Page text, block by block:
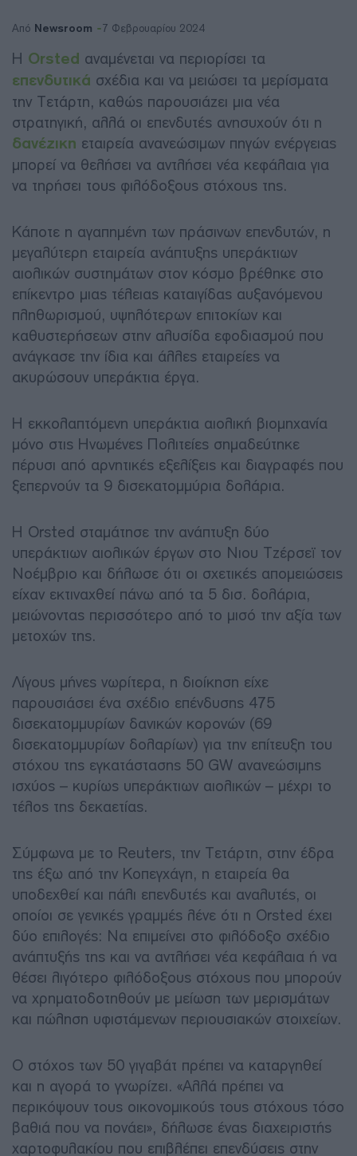
Από Newsroom 7 Φεβρουαρίου 2024
Η Orsted αναμένεται να περιορίσει τα
επενδυτικά σχέδια και να μειώσει τα μερίσματα
την Τετάρτη, καθώς παρουσιάζει μια νέα
στρατηγική, αλλά οι επενδυτές ανησυχούν ότι η
δανέζικη εταιρεία ανανεώσιμων πηγών ενέργειας
μπορεί να θελήσει να αντλήσει νέα κεφάλαια για
να τηρήσει τους φιλόδοξους στόχους της.
Κάποτε η αγαπημένη των πράσινων επενδυτών, η
μεγαλύτερη εταιρεία ανάπτυξης υπεράκτιων
αιολικών συστημάτων στον κόσμο βρέθηκε στο
επίκεντρο μιας τέλειας καταιγίδας αυξανόμενου
πληθωρισμού, υψηλότερων επιτοκίων και
καθυστερήσεων στην αλυσίδα εφοδιασμού που
ανάγκασε την ίδια και άλλες εταιρείες να
ακυρώσουν υπεράκτια έργα.
Η εκκολαπτόμενη υπεράκτια αιολική βιομηχανία
μόνο στις Ηνωμένες Πολιτείες σημαδεύτηκε
πέρυσι από αρνητικές εξελίξεις και διαγραφές που
ξεπερνούν τα 9 δισεκατομμύρια δολάρια.
Η Orsted σταμάτησε την ανάπτυξη δύο
υπεράκτιων αιολικών έργων στο Νιου Τζέρσεϊ τον
Νοέμβριο και δήλωσε ότι οι σχετικές απομειώσεις
είχαν εκτιναχθεί πάνω από τα 5 δισ. δολάρια,
μειώνοντας περισσότερο από το μισό την αξία των
μετοχών της.
Λίγους μήνες νωρίτερα, η διοίκηση είχε
παρουσιάσει ένα σχέδιο επένδυσης 475
δισεκατομμυρίων δανικών κορονών (69
δισεκατομμυρίων δολαρίων) για την επίτευξη του
στόχου της εγκατάστασης 50 GW ανανεώσιμης
ισχύος – κυρίως υπεράκτιων αιολικών – μέχρι το
τέλος της δεκαετίας.
Σύμφωνα με το Reuters, την Τετάρτη, στην έδρα
της έξω από την Κοπεγχάγη, η εταιρεία θα
υποδεχθεί και πάλι επενδυτές και αναλυτές, οι
οποίοι σε γενικές γραμμές λένε ότι η Orsted έχει
δύο επιλογές: Να επιμείνει στο φιλόδοξο σχέδιο
ανάπτυξής της και να αντλήσει νέα κεφάλαια ή να
θέσει λιγότερο φιλόδοξους στόχους που μπορούν
να χρηματοδοτηθούν με μείωση των μερισμάτων
και πώληση υφιστάμενων περιουσιακών στοιχείων.
Ο στόχος των 50 γιγαβάτ πρέπει να καταργηθεί
και η αγορά το γνωρίζει. «Αλλά πρέπει να
περικόψουν τους οικονομικούς τους στόχους τόσο
βαθιά που να πονάει», δήλωσε ένας διαχειριστής
χαρτοφυλακίου που επιβλέπει επενδύσεις στην